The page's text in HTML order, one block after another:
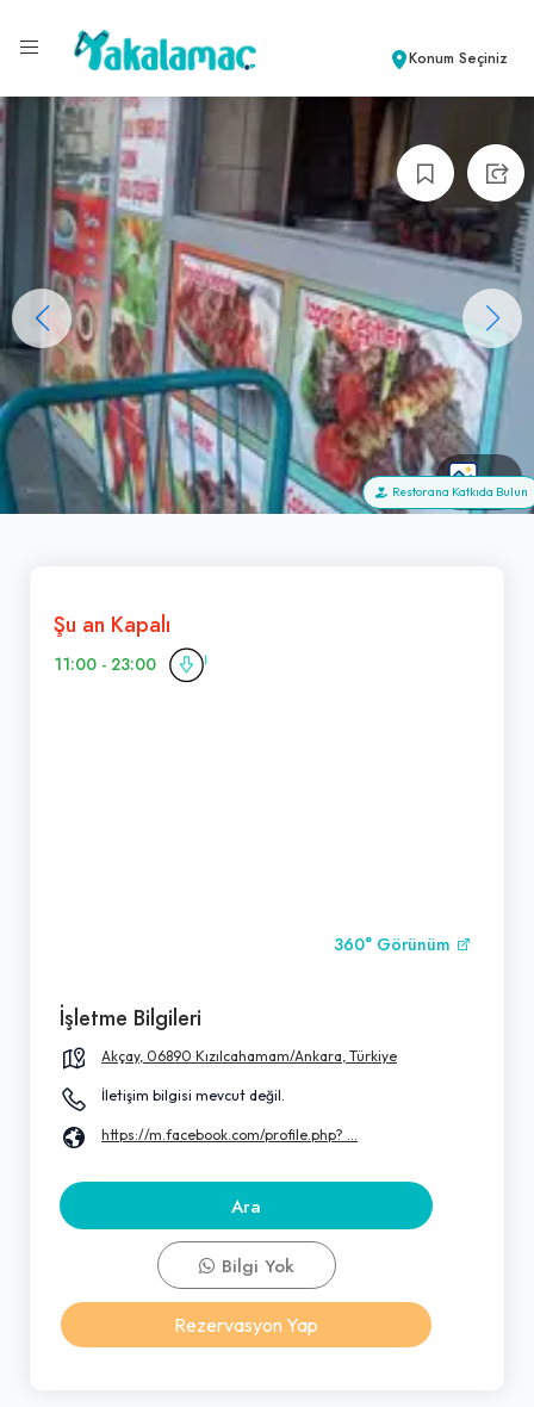
Konum Seçiniz
+7
Restorana Katkıda Bulun
Şu an Kapalı
11:00 - 23:00
360° Görünüm
İşletme Bilgileri
Akçay, 06890 Kızılcahamam/Ankara, Türkiye
İletişim bilgisi mevcut değil.
https://m.facebook.com/profile.php? ...
Ara
Bilgi Yok
Rezervasyon Yap